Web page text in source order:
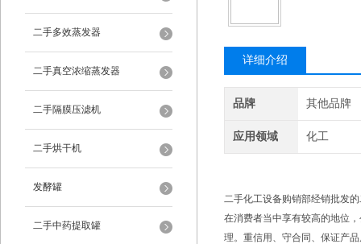
二手多效蒸发器
二手真空浓缩蒸发器
二手隔膜压滤机
二手烘干机
发酵罐
二手中药提取罐
详细介绍
品牌 其他品牌
应用领域 化工
二手化工设备购销部经销批发
在消费者当中享有较高的地位
理。重信用、守合同、保证产